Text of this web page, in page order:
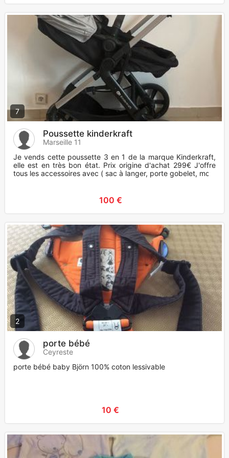
7
Poussette kinderkraft
Marseille 11
Je vends cette poussette 3 en 1 de la marque Kinderkraft,
elle est en très bon état. Prix origine d'achat 299€ J'offre
tous les accessoires avec ( sac à langer, porte gobelet, mo
100 €
2
porte bébé
Ceyreste
porte bébé baby Björn 100% coton lessivable
10 €